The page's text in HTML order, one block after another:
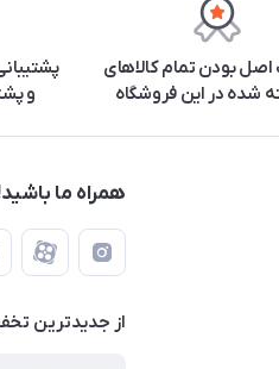
بودن تمام کالاهای
شده در این فروشگاه
و
همراه ما
از جدید‌ترین